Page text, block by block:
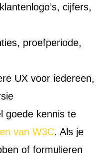
cijfers,
proefperiode,
UX voor iedereen,
goede kennis te
van W3C. Als je
of formulieren